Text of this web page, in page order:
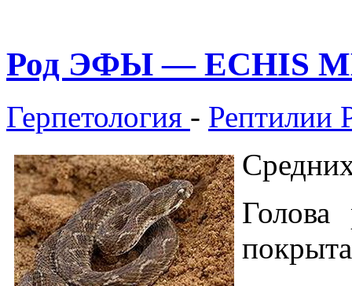
Род ЭФЫ — ECHIS
Герпетология - Рептилии